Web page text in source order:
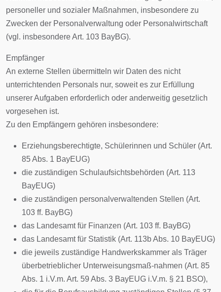
personeller und sozialer Maßnahmen, insbesondere zu
Zwecken der Personalverwaltung oder Personalwirtschaft
(vgl. insbesondere Art. 103 BayBG).
Empfänger
An externe Stellen übermitteln wir Daten des nicht
unterrichtenden Personals nur, soweit es zur Erfüllung
unserer Aufgaben erforderlich oder anderweitig gesetzlich
vorgesehen ist.
Zu den Empfängern gehören insbesondere:
Erziehungsberechtigte, Schülerinnen und Schüler (Art.
85 Abs. 1 BayEUG)
die zuständigen Schulaufsichtsbehörden (Art. 113
BayEUG)
die zuständigen personalverwaltenden Stellen (Art.
103 ff. BayBG)
das Landesamt für Finanzen (Art. 103 ff. BayBG)
das Landesamt für Statistik (Art. 113b Abs. 10 BayEUG)
die jeweils zuständige Handwerkskammer als Träger
überbetrieblicher Unterweisungsmaß-nahmen (Art. 85
Abs. 1 i.V.m. Art. 59 Abs. 3 BayEUG i.V.m. § 21 BSO),